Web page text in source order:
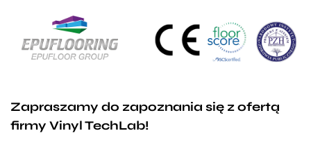
Zapraszamy do zapoznania się z ofertą
firmy Vinyl TechLab!